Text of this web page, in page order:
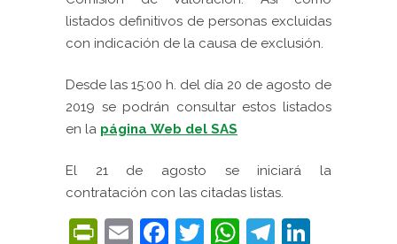
listados definitivos de personas excluidas
con indicación de la causa de exclusión.
Desde las 15:00 h. del día 20 de agosto de
2019 se podrán consultar estos listados
en la página Web del SAS
El 21 de agosto se iniciará la
contratación con las citadas listas.
PrintFriendly
EmailFacebook
Twitter
WhatsApp